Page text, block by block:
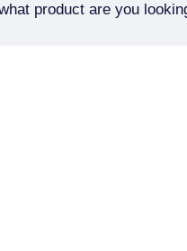
product are you